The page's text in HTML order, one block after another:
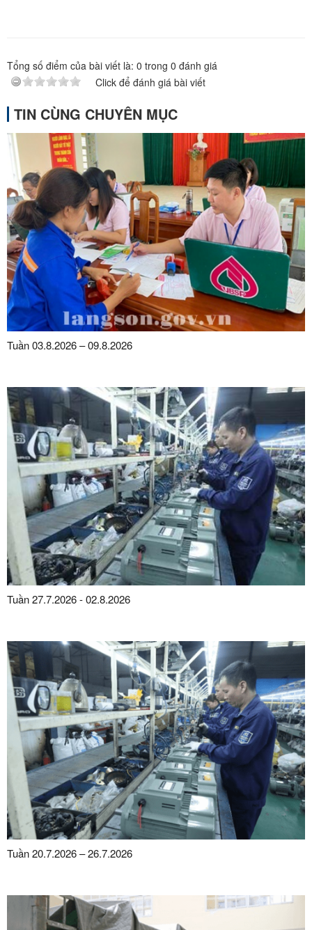
Tổng số điểm của bài viết là: 0 trong 0 đánh giá
Click để đánh giá bài viết
TIN CÙNG CHUYÊN MỤC
Tuần 03.8.2026 – 09.8.2026
Tuần 27.7.2026 - 02.8.2026
Tuần 20.7.2026 – 26.7.2026